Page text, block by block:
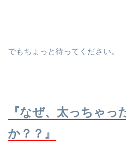
でもちょっと待ってください。
『なぜ、太っちゃっ
か？？』